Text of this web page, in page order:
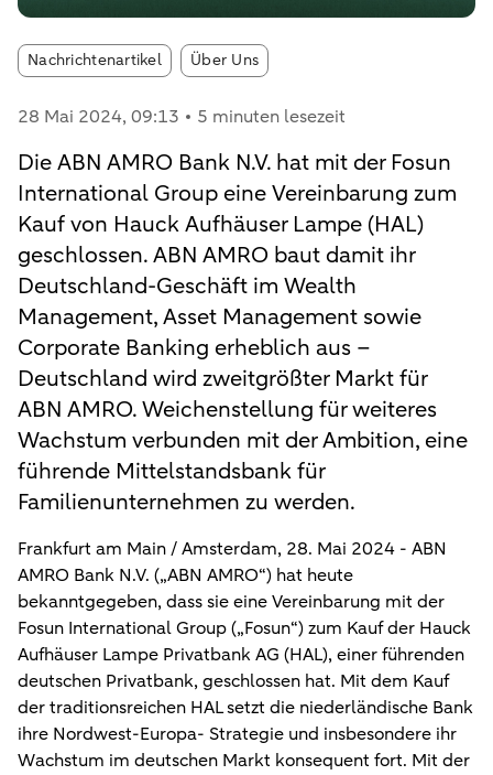
Nachrichtenartikel Article tags:
Über Uns
28 Mai 2024, 09:13 5 minuten lesezeit
Die ABN AMRO Bank N.V. hat mit der Fosun
International Group eine Vereinbarung zum
Kauf von Hauck Aufhäuser Lampe (HAL)
geschlossen. ABN AMRO baut damit ihr
Deutschland-Geschäft im Wealth
Management, Asset Management sowie
Corporate Banking erheblich aus –
Deutschland wird zweitgrößter Markt für
ABN AMRO. Weichenstellung für weiteres
Wachstum verbunden mit der Ambition, eine
führende Mittelstandsbank für
Familienunternehmen zu werden.
Frankfurt am Main / Amsterdam, 28. Mai 2024 - ABN
AMRO Bank N.V. („ABN AMRO“) hat heute
bekanntgegeben, dass sie eine Vereinbarung mit der
Fosun International Group („Fosun“) zum Kauf der Hauck
Aufhäuser Lampe Privatbank AG (HAL), einer führenden
deutschen Privatbank, geschlossen hat. Mit dem Kauf
der traditionsreichen HAL setzt die niederländische Bank
ihre Nordwest-Europa- Strategie und insbesondere ihr
Wachstum im deutschen Markt konsequent fort. Mit der